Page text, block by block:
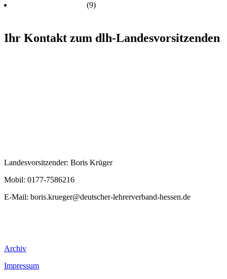
(9)
Ihr Kontakt zum dlh-Landesvorsitzenden
Landesvorsitzender: Boris Krüger
Mobil: 0177-7586216
E-Mail: boris.krueger@deutscher-lehrerverband-hessen.de
Archiv
Impressum